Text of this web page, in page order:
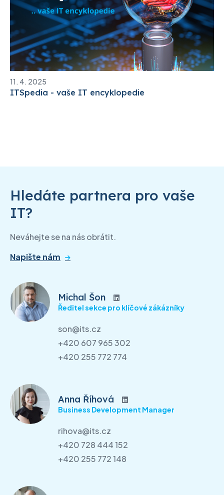
11. 4. 2025
ITSpedia - vaše IT encyklopedie
Hledáte partnera pro vaše
IT?
Neváhejte se na nás obrátit.
Napište nám
Michal Šon
Ředitel sekce pro klíčové zákázníky
son@its.cz
+420 607 965 302
+420 255 772 774
Anna Říhová
Business Development Manager
rihova@its.cz
+420 728 444 152
+420 255 772 148